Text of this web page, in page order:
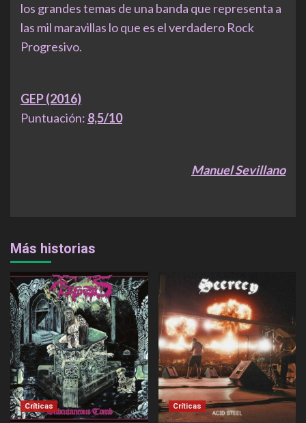
los grandes temas de una banda que representa a
las mil maravillas lo que es el verdadero Rock
Progresivo.
GEP (2016)
Puntuación: 8,5/10
Manuel Sevillano
Más historias
Críticas Críticas